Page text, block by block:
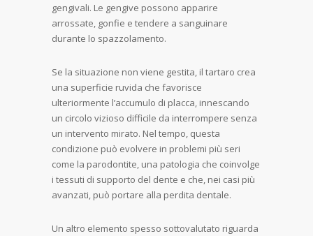
gengivali. Le gengive possono apparire
arrossate, gonfie e tendere a sanguinare
durante lo spazzolamento.
Se la situazione non viene gestita, il tartaro crea
una superficie ruvida che favorisce
ulteriormente l’accumulo di placca, innescando
un circolo vizioso difficile da interrompere senza
un intervento mirato. Nel tempo, questa
condizione può evolvere in problemi più seri
come la parodontite, una patologia che coinvolge
i tessuti di supporto del dente e che, nei casi più
avanzati, può portare alla perdita dentale.
Un altro elemento spesso sottovalutato riguarda